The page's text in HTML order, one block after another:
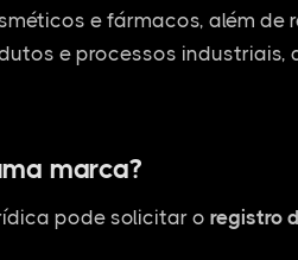
e fármacos, além de
e processos
marca?
pode solicitar o registro